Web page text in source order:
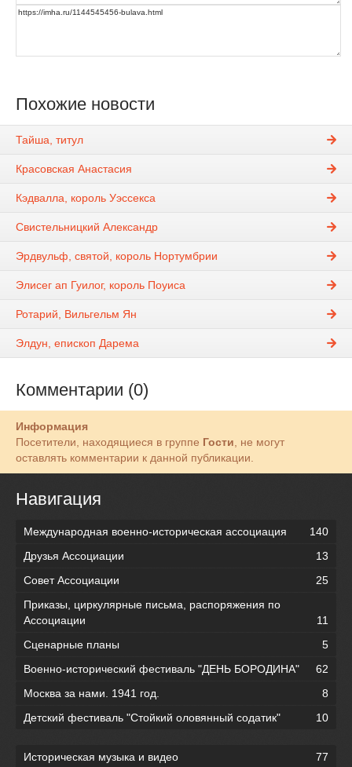
Похожие новости
Тайша, титул
Красовская Анастасия
Кэдвалла, король Уэссекса
Свистельницкий Александр
Эрдвульф, святой, король Нортумбрии
Элисег ап Гуилог, король Поуиса
Ротарий, Вильгельм Ян
Элдун, епископ Дарема
Комментарии (0)
Информация
Посетители, находящиеся в группе Гости , не могут
оставлять комментарии к данной публикации.
Навигация
Международная военно-историческая ассоциация
140
Друзья Ассоциации
13
Совет Ассоциации
25
Приказы, циркулярные письма, распоряжения по
Ассоциации
11
Сценарные планы
5
Военно-исторический фестиваль "ДЕНЬ БОРОДИНА"
62
Москва за нами. 1941 год.
8
Детский фестиваль "Стойкий оловянный содатик"
10
Историческая музыка и видео 77